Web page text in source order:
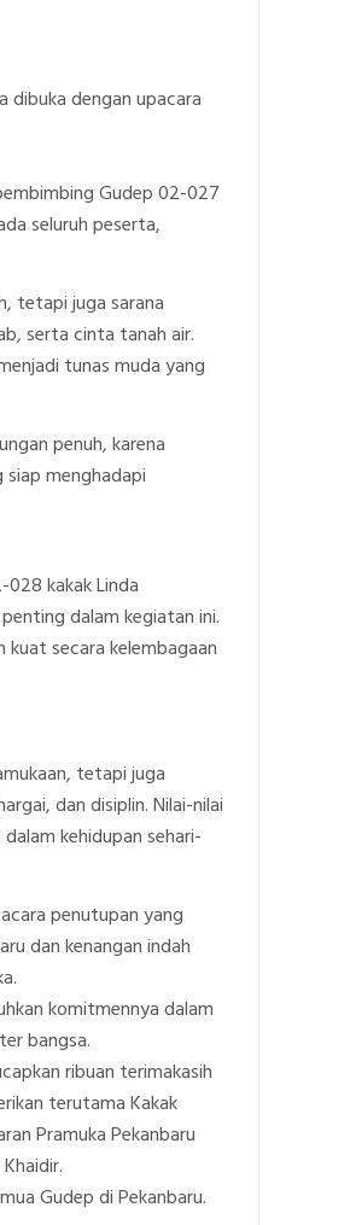
dibuka dengan upacara
Gudep 02-027
seluruh peserta,
tetapi juga sarana
serta cinta tanah air.
tunas muda yang
penuh, karena
siap menghadapi
kakak Linda
dalam kegiatan ini.
kuat secara kelembagaan
tetapi juga
dan disiplin. Nilai-nilai
kehidupan sehari-
penutupan yang
dan kenangan indah
komitmennya dalam
bangsa.
ribuan terimakasih
terutama Kakak
Pramuka Pekanbaru
Gudep di Pekanbaru.